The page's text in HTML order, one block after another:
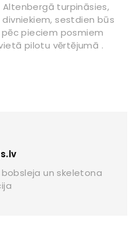
turpināsies,
sestdien būs
pieciem posmiem
pilotu vērtējumā .
un skeletona